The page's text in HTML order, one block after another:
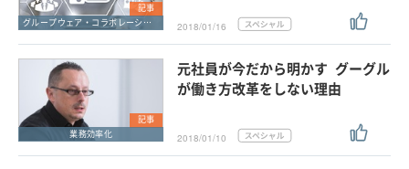
クリア この条件で検索する
記事
グループウェア・コラボレーション
2018/01/16
記事
業務効率化
元社員が今だから明かす グーグル
が働き方改革をしない理由
2018/01/10